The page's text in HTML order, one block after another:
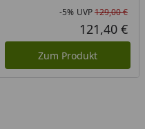
in ProzentPreis
Preis
-5% UVP129,00 €
121,40 €
Zum Produkt